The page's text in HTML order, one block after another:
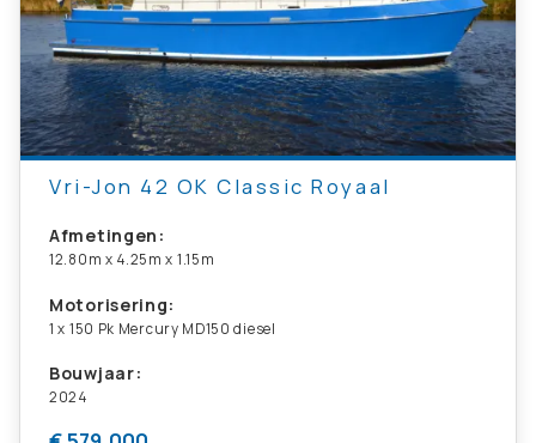
Vri-Jon 42 OK Classic Royaal
Afmetingen:
12.80m x 4.25m x 1.15m
Motorisering:
1 x 150 Pk Mercury MD150 diesel
Bouwjaar:
2024